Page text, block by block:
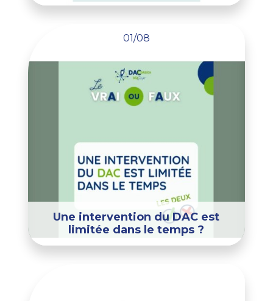
01/08
Une intervention du DAC est
limitée dans le temps ?